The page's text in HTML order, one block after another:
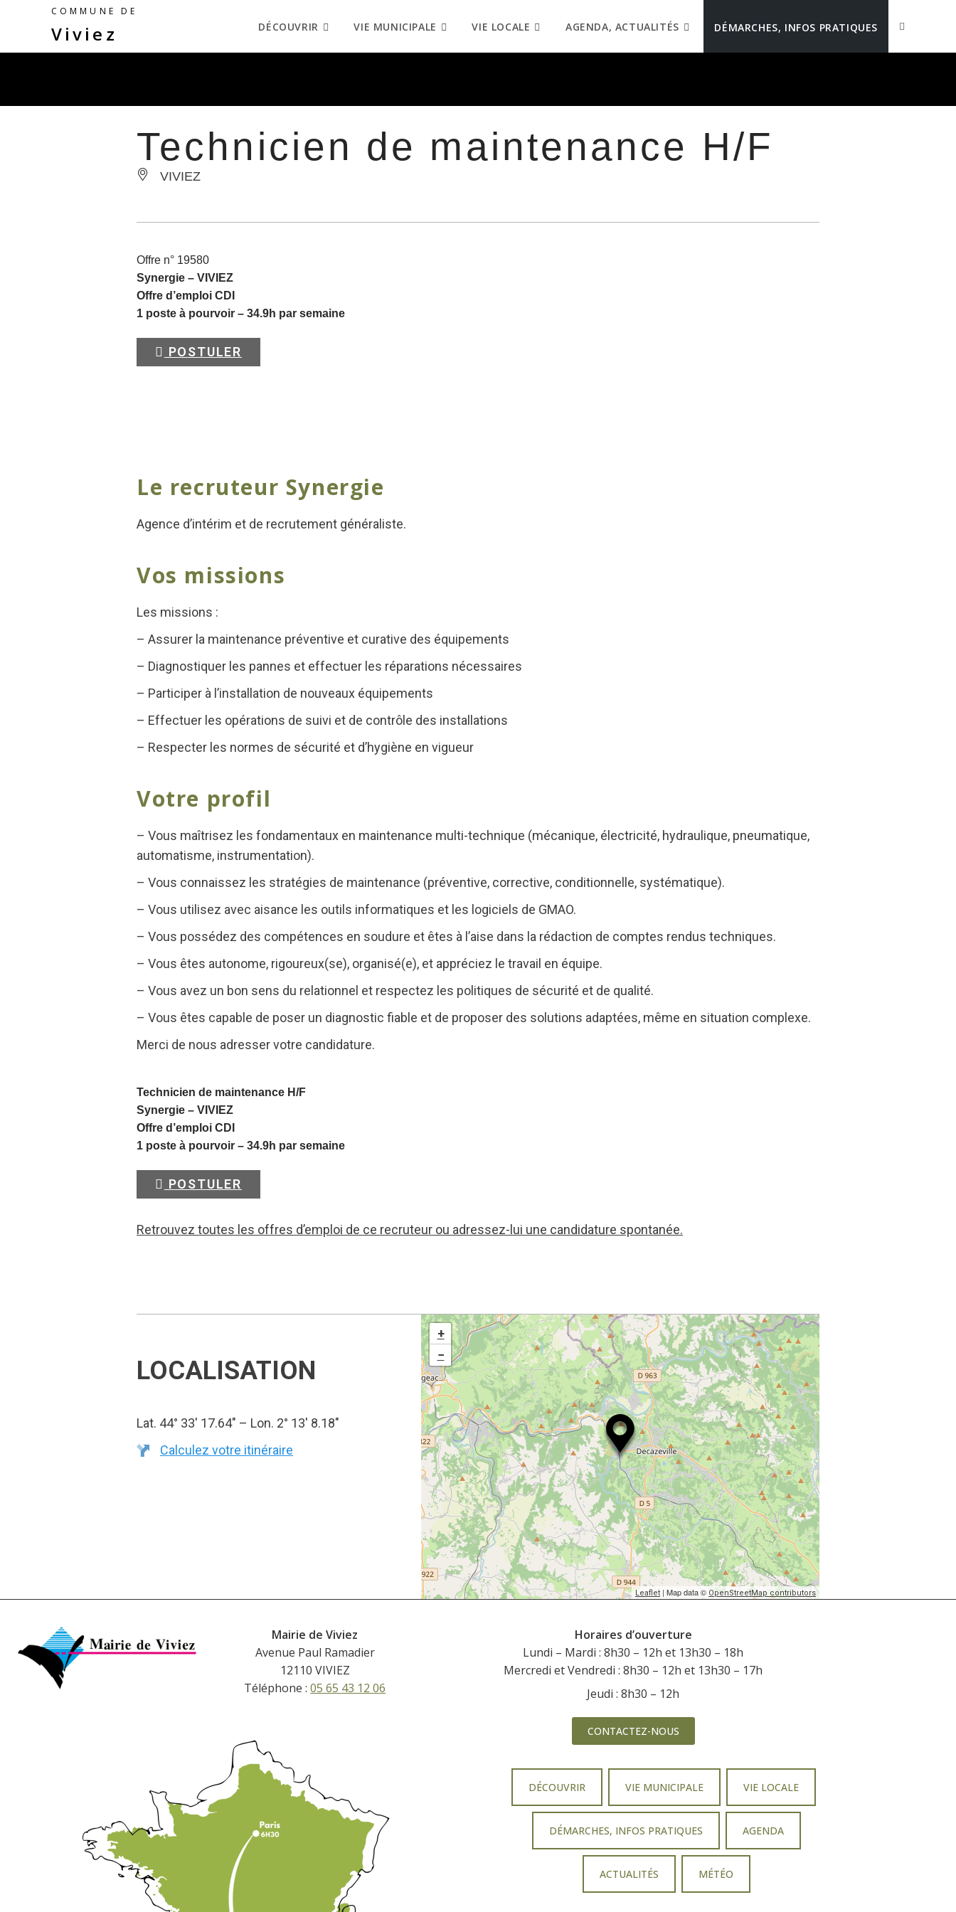
COMMUNE DE
Viviez DÉCOUVRIR VIE MUNICIPALE VIE LOCALE AGENDA, ACTUALITÉS DÉMARCHES, INFOS PRATIQUES
Technicien de maintenance H/F
VIVIEZ
Offre n° 19580
Synergie – VIVIEZ
Offre d’emploi CDI
1 poste à pourvoir – 34.9h par semaine
POSTULER
Le recruteur Synergie
Agence d’intérim et de recrutement généraliste.
Vos missions
Les missions :
– Assurer la maintenance préventive et curative des équipements
– Diagnostiquer les pannes et effectuer les réparations nécessaires
– Participer à l’installation de nouveaux équipements
– Effectuer les opérations de suivi et de contrôle des installations
– Respecter les normes de sécurité et d’hygiène en vigueur
Votre profil
– Vous maîtrisez les fondamentaux en maintenance multi-technique (mécanique, électricité, hydraulique, pneumatique,
automatisme, instrumentation).
– Vous connaissez les stratégies de maintenance (préventive, corrective, conditionnelle, systématique).
– Vous utilisez avec aisance les outils informatiques et les logiciels de GMAO.
– Vous possédez des compétences en soudure et êtes à l’aise dans la rédaction de comptes rendus techniques.
– Vous êtes autonome, rigoureux(se), organisé(e), et appréciez le travail en équipe.
– Vous avez un bon sens du relationnel et respectez les politiques de sécurité et de qualité.
– Vous êtes capable de poser un diagnostic fiable et de proposer des solutions adaptées, même en situation complexe.
Merci de nous adresser votre candidature.
Technicien de maintenance H/F
Synergie – VIVIEZ
Offre d’emploi CDI
1 poste à pourvoir – 34.9h par semaine
POSTULER
Retrouvez toutes les offres d’emploi de ce recruteur ou adressez-lui une candidature spontanée.
LOCALISATION
Lat. 44° 33′ 17.64″ – Lon. 2° 13′ 8.18″
Calculez votre itinéraire
+
−
Leaflet| Map data © OpenStreetMap contributors
Mairie de Viviez
Avenue Paul Ramadier
12110 VIVIEZ
Téléphone :05 65 43 12 06
Horaires d’ouverture
Lundi – Mardi : 8h30 – 12h et 13h30 – 18h
Mercredi et Vendredi : 8h30 – 12h et 13h30 – 17h
Jeudi : 8h30 – 12h
CONTACTEZ-NOUS
DÉCOUVRIR VIE MUNICIPALE VIE LOCALE
DÉMARCHES, INFOS PRATIQUES AGENDA
ACTUALITÉS MÉTÉO